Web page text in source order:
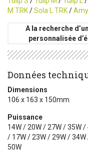
M TRK/Sola L TRK/
A la recherche
personnalisée
Données
Dimensions
106 x 163 x 150mm
Puissance
14W / 20W / 27W / 35W /
/ 17W / 23W / 29W / 34W
50W